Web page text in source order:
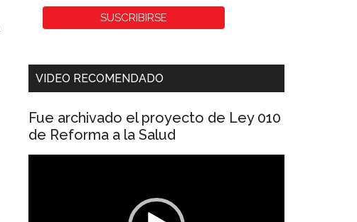
VIDEO RECOMENDADO
Fue archivado el proyecto de Ley 010
de Reforma a la Salud